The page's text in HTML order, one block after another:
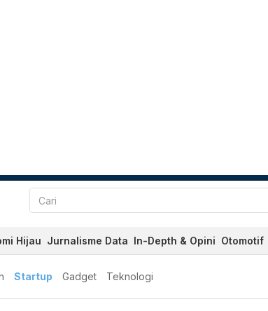
Hijau Jurnalisme Data In-Depth & Opini Otomotif
Startup Gadget Teknologi